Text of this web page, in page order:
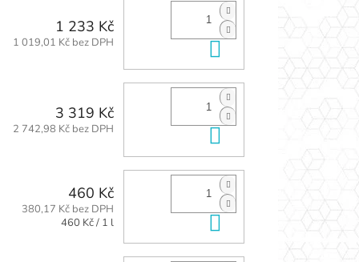
1 233 Kč
1 019,01 Kč bez DPH Do košíku
3 319 Kč
2 742,98 Kč bez DPH
460 Kč
380,17 Kč bez DPH
Měrná
460 Kč / 1 l